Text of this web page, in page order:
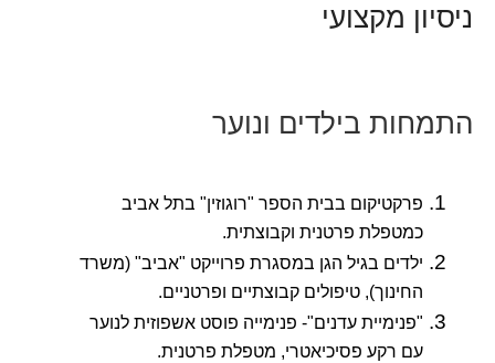
ניסיון מקצועי
התמחות בילדים ונוער
פרקטיקום בבית הספר "רוגוזין" בתל אביב
כמטפלת פרטנית וקבוצתית.
ילדים בגיל הגן במסגרת פרוייקט "אביב" (משרד
החינוך), טיפולים קבוצתיים ופרטניים.
"פנימיית עדנים"- פנימייה פוסט אשפוזית לנוער
עם רקע פסיכיאטרי, מטפלת פרטנית.